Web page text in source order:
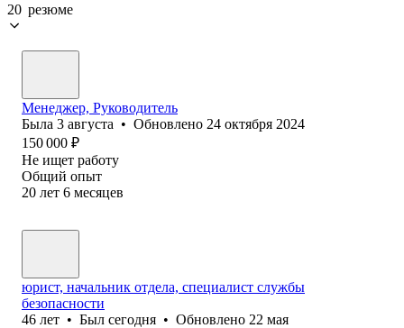
20 резюме
Менеджер, Руководитель
Была 3 августа • Обновлено 24 октября 2024
150 000 ₽
Не ищет работу
Общий опыт
20 лет 6 месяцев
юрист, начальник отдела, специалист службы
безопасности
46 лет • Был сегодня • Обновлено 22 мая